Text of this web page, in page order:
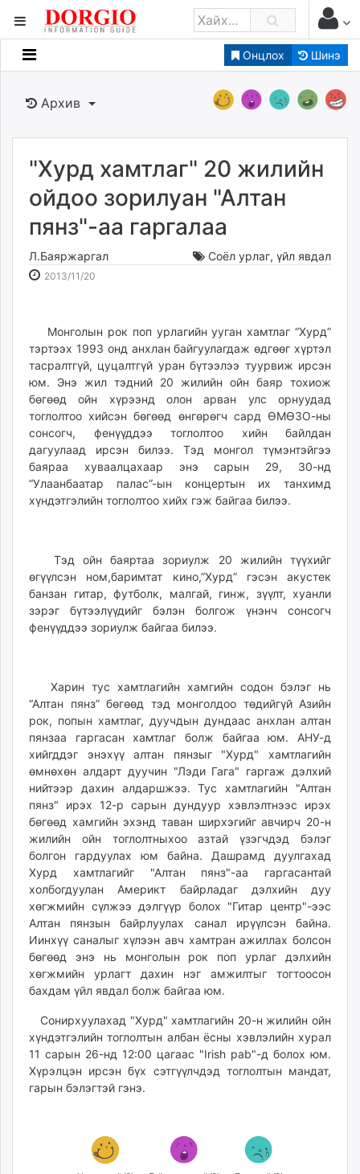
Онцлох Шинэ
Мэдээллийн
Банк санхүү
Бизнес ААН
Төрийн
Нийслэлийн
dorgio.mn
Gogo.mn
caak.mn
Baabar.mn
tovch.mn
ikon.mn
mnb.mn
Livetv.mn
Eguur.mn
24tsag.mn
shuud.mn
today.mn
zuv.mn
mminfo.mn
ugluu.mn
urlag.mn
shudarga.mn
unuudur.mn
isee.mn
mglradio.com
fact.mn
itoim.mn
tumen.mn
shuum.mn
times.mn
tvmongolia.mn
mass.mn
unegui.mn
assa.mn
toim.mn
tac.mn
paparazzi.mn
unread.today
Архив
"Хурд хамтлаг" 20 жилийн
ойдоо зорилуан "Алтан
пянз"-аа гаргалаа
Л.Баяржаргал Соёл урлаг, үйл явдал
2013/11/20
17:53:06
03:31:10
Монголын рок поп урлагийн ууган хамтлаг “Хурд”
тэртээх 1993 онд анхлан байгуулагдаж өдгөөг хүртэл
тасралтгүй, цуцалтгүй уран бүтээлээ туурвиж ирсэн
юм. Энэ жил тэдний 20 жилийн ойн баяр тохиож
бөгөөд ойн хүрээнд олон арван улс орнуудад
тоглолтоо хийсэн бөгөөд өнгөрөгч сард ӨМӨЗО-ны
сонсогч, фенүүддээ тоглолтоо хийн байлдан
дагуулаад ирсэн билээ. Тэд монгол түмэнтэйгээ
баяраа хуваалцахаар энэ сарын 29, 30-нд
“Улаанбаатар палас”-ын концертын их танхимд
хүндэтгэлийн тоглолтоо хийх гэж байгаа билээ.
Тэд ойн баяртаа зориулж 20 жилийн түүхийг
өгүүлсэн ном,баримтат кино,”Хурд” гэсэн акустек
банзан гитар, футболк, малгай, гинж, зүүлт, хуанли
зэрэг бүтээлүүдийг бэлэн болгож үнэнч сонсогч
фенүүддээ зориулж байгаа билээ.
Харин тус хамтлагийн хамгийн содон бэлэг нь
“Алтан пянз” бөгөөд тэд монголдоо төдийгүй Азийн
рок, попын хамтлаг, дуучдын дундаас анхлан алтан
пянзаа гаргасан хамтлаг болж байгаа юм. АНУ-д
хийгддэг энэхүү алтан пянзыг "Хурд" хамтлагийн
өмнөхөн алдарт дуучин "Лэди Гага" гаргаж дэлхий
нийтээр дахин алдаршжээ. Тус хамтлагийн "Алтан
пянз" ирэх 12-р сарын дундуур хэвлэлтнээс ирэх
бөгөөд хамгийн эхэнд таван ширхэгийг авчирч 20-н
жилийн ойн тоглолтныхоо азтай үзэгчдэд бэлэг
болгон гардуулах юм байна. Дашрамд дуулгахад
Хурд хамтлагийг "Алтан пянз"-аа гаргасантай
холбогдуулан Америкт байрладаг дэлхийн дуу
хөгжмийн сүлжээ дэлгүүр болох "Гитар центр"-ээс
Алтан пянзын байрлуулах санал ирүүлсэн байна.
Иинхүү саналыг хүлээн авч хамтран ажиллах болсон
бөгөөд энэ нь монголын рок поп урлаг дэлхийн
хөгжмийн урлагт дахин нэг амжилтыг тогтоосон
бахдам үйл явдал болж байгаа юм.
Сонирхуулахад "Хурд" хамтлагийн 20-н жилийн ойн
хүндэтгэлийн тоглолтын албан ёсны хэвлэлийн хурал
11 сарын 26-нд 12:00 цагаас "Irish pab"-д болох юм.
Хүрэлцэн ирсэн бүх сэтгүүлчдэд тоглолтын мандат,
гарын бэлэгтэй гэнэ.